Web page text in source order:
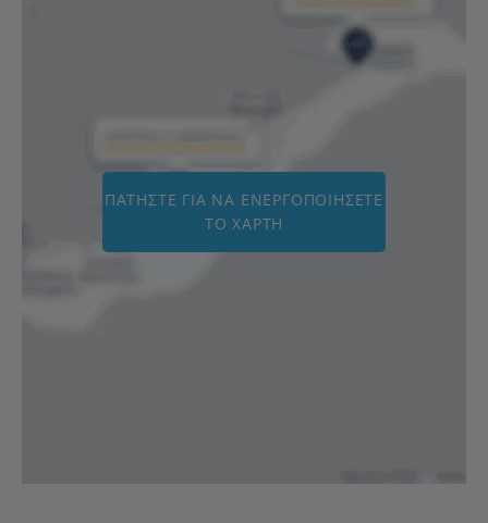
ΠΑΤΉΣΤΕ ΓΙΑ ΝΑ ΕΝΕΡΓΟΠΟΙΉΣΕΤΕ
ΤΟ ΧΆΡΤΗ